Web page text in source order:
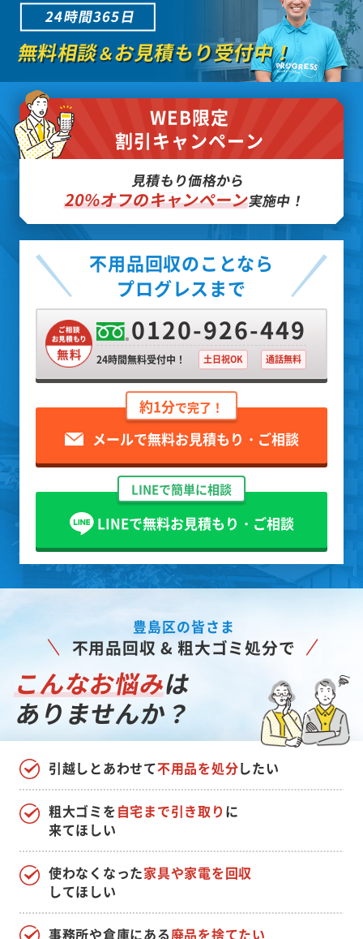
24時間365日
無料相談＆お見積もり受付中！
WEB限定
割引キャンペーン
見積もり価格から
20%オフのキャンペーン実施中！
不用品回収のことなら
プログレスまで
0120-926-449
24時間無料受付中！ 土日祝OK 通話無料
約1分で完了！
メールで無料お見積もり・ご相談
LINEで簡単に相談
LINEで無料お見積もり・ご相談
豊島区の皆さま
不用品回収 & 粗大ゴミ処分で
こんなお悩みは
ありませんか？
引越しとあわせて不用品を処分したい
使わなくなった家具や家電を回収
してほしい
粗大ゴミを自宅まで引き取り に
来てほしい
事務所や倉庫にある廃品を捨てたい